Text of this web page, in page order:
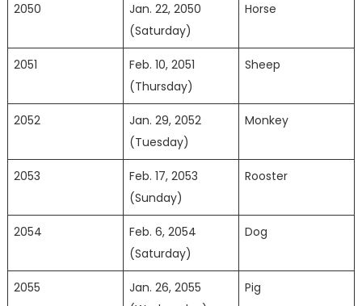
2050
Jan. 22, 2050
(Saturday)
Horse
2051
Feb. 10, 2051
(Thursday)
Sheep
2052
Jan. 29, 2052
(Tuesday)
Monkey
2053
Feb. 17, 2053
(Sunday)
Rooster
2054
Feb. 6, 2054
(Saturday)
Dog
2055
Jan. 26, 2055
Pig